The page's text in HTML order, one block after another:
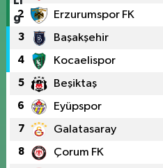
2 Erzurumspor FK
3 Başakşehir
4 Kocaelispor
5 Beşiktaş
6 Eyüpspor
7 Galatasaray
8 Çorum FK